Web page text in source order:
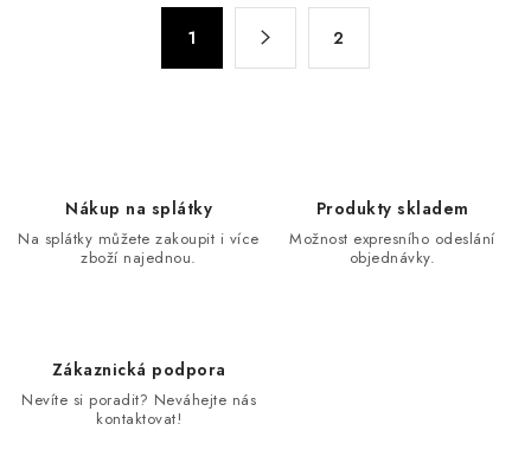
v
á
1 2
Nákup na splátky
Na splátky můžete zakoupit i více
zboží najednou.
Produkty skladem
Možnost expresního odeslání
objednávky.
Zákaznická podpora
Nevíte si poradit? Neváhejte nás
kontaktovat!